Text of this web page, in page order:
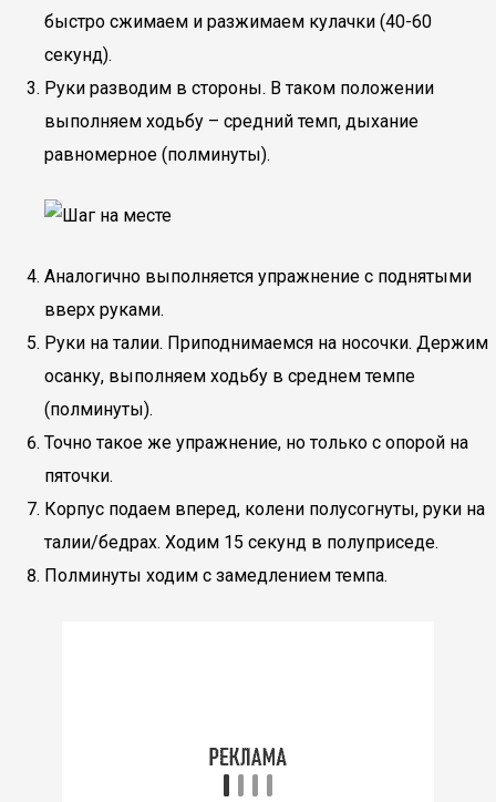
быстро сжимаем и разжимаем кулачки (40-60
секунд).
Руки разводим в стороны. В таком положении
выполняем ходьбу – средний темп, дыхание
равномерное (полминуты).
Аналогично выполняется упражнение с поднятыми
вверх руками.
Руки на талии. Приподнимаемся на носочки. Держим
осанку, выполняем ходьбу в среднем темпе
(полминуты).
Точно такое же упражнение, но только с опорой на
пяточки.
Корпус подаем вперед, колени полусогнуты, руки на
талии/бедрах. Ходим 15 секунд в полуприседе.
Полминуты ходим с замедлением темпа.